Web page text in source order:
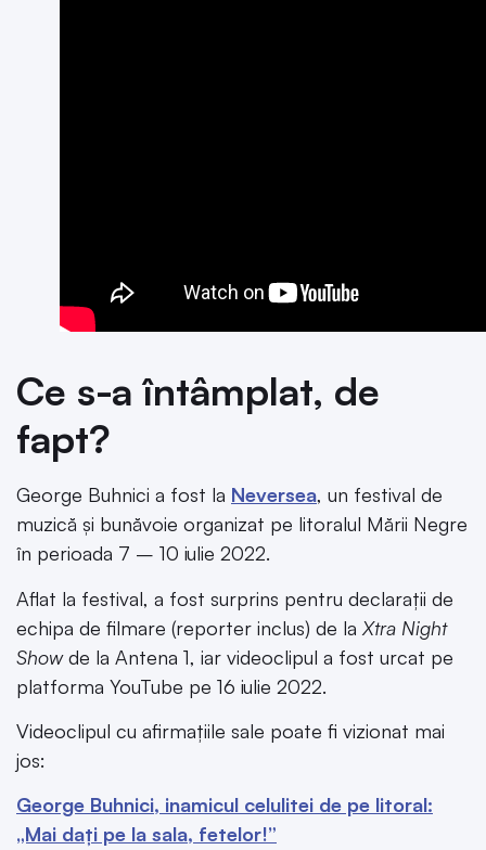
Ce s-a întâmplat, de
fapt?
George Buhnici a fost la Neversea, un festival de
muzică și bunăvoie organizat pe litoralul Mării Negre
în perioada 7 – 10 iulie 2022.
Aflat la festival, a fost surprins pentru declarații de
echipa de filmare (reporter inclus) de la Xtra Night
Showde la Antena 1, iar videoclipul a fost urcat pe
platforma YouTube pe 16 iulie 2022.
Videoclipul cu afirmațiile sale poate fi vizionat mai
jos:
George Buhnici, inamicul celulitei de pe litoral:
„Mai dați pe la sala, fetelor!”